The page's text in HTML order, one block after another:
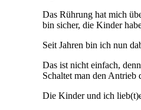
Das Rührung hat mich
bin sicher, die Kinder
Seit Jahren bin ich nun
Das ist nicht einfach,
Schaltet man den Antrieb
Die Kinder und ich